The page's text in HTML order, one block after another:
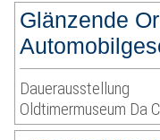
Glänzende
Dauerausstellung
Oldtimermuseum Da